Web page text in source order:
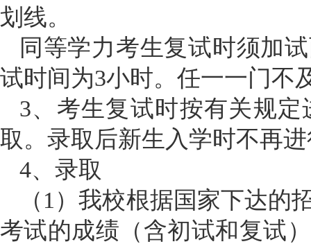
划线。
同等学力考生复试时须加
试时间为3小时。任一一门不
3、考生复试时按有关规
取。录取后新生入学时不再
4、录取
（ 1）我校根据国家下达的
考试的成绩（含初试和复试